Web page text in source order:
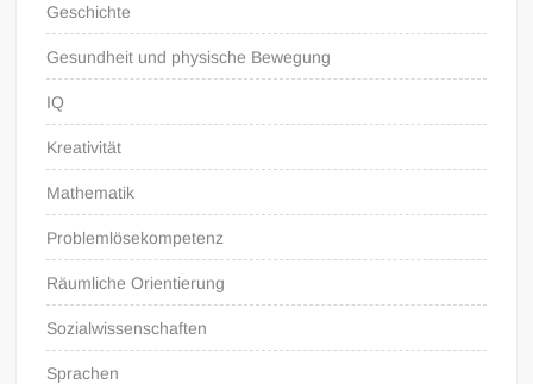
Geschichte
Gesundheit und physische Bewegung
IQ
Kreativität
Mathematik
Problemlösekompetenz
Räumliche Orientierung
Sozialwissenschaften
Sprachen